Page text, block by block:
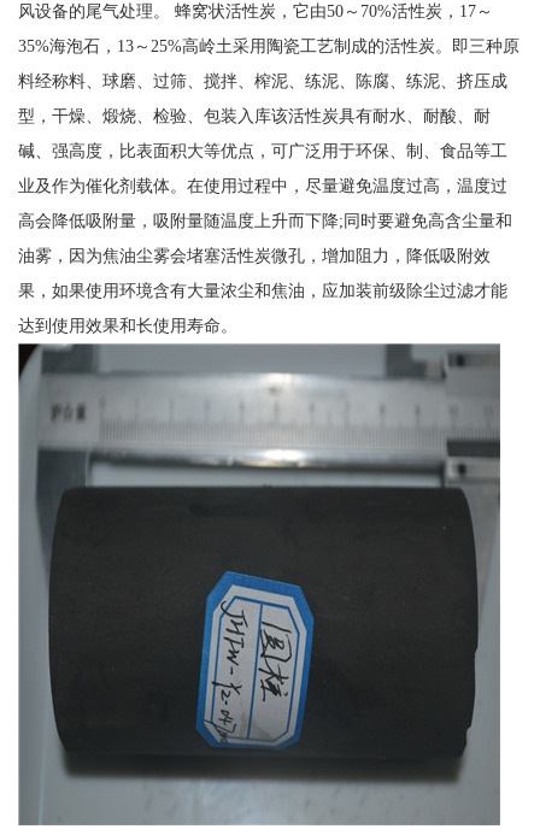
风设备的尾气处理。 蜂窝状活性炭，它由50～70%活性炭，17～
35%海泡石，13～25%高岭土采用陶瓷工艺制成的活性炭。即三种原
料经称料、球磨、过筛、搅拌、榨泥、练泥、陈腐、练泥、挤压成
型，干燥、煅烧、检验、包装入库该活性炭具有耐水、耐酸、耐
碱、强高度，比表面积大等优点，可广泛用于环保、制、食品等工
业及作为催化剂载体。在使用过程中，尽量避免温度过高，温度过
高会降低吸附量，吸附量随温度上升而下降;同时要避免高含尘量和
油雾，因为焦油尘雾会堵塞活性炭微孔，增加阻力，降低吸附效
果，如果使用环境含有大量浓尘和焦油，应加装前级除尘过滤才能
达到使用效果和长使用寿命。